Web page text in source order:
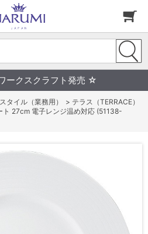
ークスクラフト発売 ☆
タイル（業務用） > テラス（TERRACE）
ト 27cm 電子レンジ温め対応 (51138-